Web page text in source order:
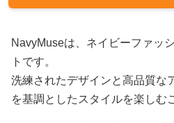
NavyMuseは、ネイビーファッ
トです。
洗練されたデザインと高品質な
を基調としたスタイルを楽しむ